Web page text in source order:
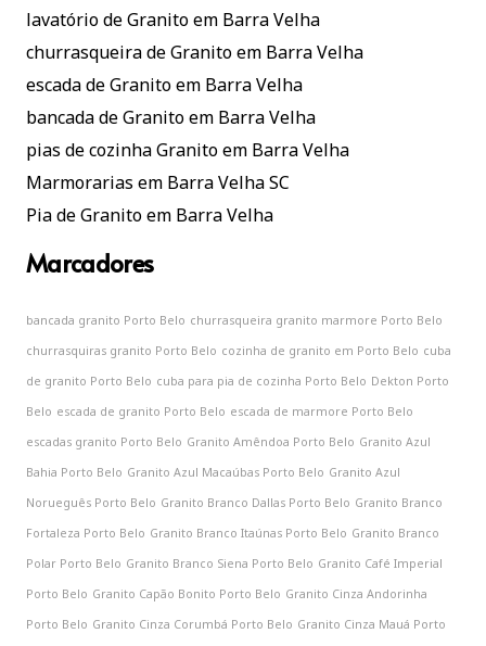
lavatório de Granito em Barra Velha
churrasqueira de Granito em Barra Velha
escada de Granito em Barra Velha
bancada de Granito em Barra Velha
pias de cozinha Granito em Barra Velha
Marmorarias em Barra Velha SC
Pia de Granito em Barra Velha
Marcadores
bancada granito Porto Belo churrasqueira granito marmore Porto Belo
churrasquiras granito Porto Belo cozinha de granito em Porto Belo cuba
de granito Porto Belo cuba para pia de cozinha Porto Belo Dekton Porto
Belo escada de granito Porto Belo escada de marmore Porto Belo
escadas granito Porto Belo Granito Amêndoa Porto Belo Granito Azul
Bahia Porto Belo Granito Azul Macaúbas Porto Belo Granito Azul
Norueguês Porto Belo Granito Branco Dallas Porto Belo Granito Branco
Fortaleza Porto Belo Granito Branco Itaúnas Porto Belo Granito Branco
Polar Porto Belo Granito Branco Siena Porto Belo Granito Café Imperial
Porto Belo Granito Capão Bonito Porto Belo Granito Cinza Andorinha
Porto Belo Granito Cinza Corumbá Porto Belo Granito Cinza Mauá Porto